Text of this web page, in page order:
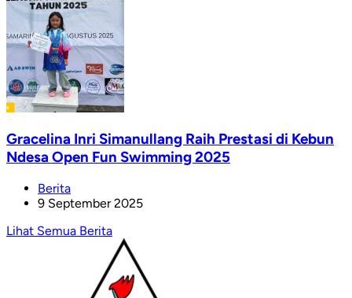
Gracelina Inri Simanullang Raih Prestasi di Kebun
Ndesa Open Fun Swimming 2025
Berita
9 September 2025
Lihat Semua Berita